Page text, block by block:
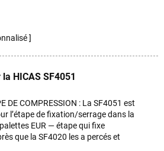
]
HICAS SF4051
DE COMPRESSION : La SF4051 est
l’étape de fixation/serrage dans la
EUR — étape qui fixe
que la SF4020 les a percés et